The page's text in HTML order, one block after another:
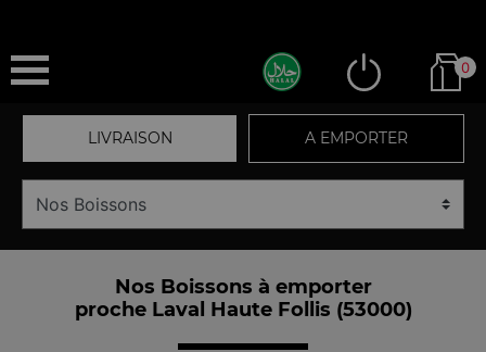
0
LIVRAISON A EMPORTER
Nos Boissons à emporter
proche Laval Haute Follis (53000)